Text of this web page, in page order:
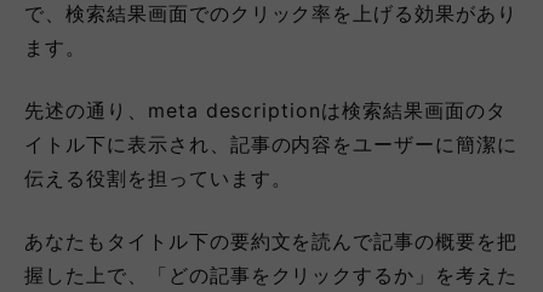
で、検索結果画面でのクリック率を上げる効果があり
ます。
先述の通り、meta descriptionは検索結果画面のタ
イトル下に表示され、記事の内容をユーザーに簡潔に
伝える役割を担っています。
あなたもタイトル下の要約文を読んで記事の概要を把
握した上で、「どの記事をクリックするか」を考えた